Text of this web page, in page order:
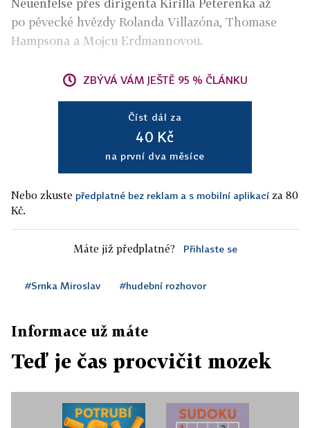
Neuenfelse přes dirigenta Kirilla Peterenka až
po pěvecké hvězdy Rolanda Villazóna, Thomase
Hampsona a Mojcu Erdmannovou.
ZBÝVÁ VÁM JEŠTĚ 95 % ČLÁNKU
Číst dál za
40 Kč
na první dva měsíce
Nebo zkuste předplatné bez reklam a s mobilní aplikací za 80
Kč.
Máte již předplatné? Přihlaste se
#Srnka Miroslav #hudební rozhovor
Informace už máte
Teď je čas procvičit mozek